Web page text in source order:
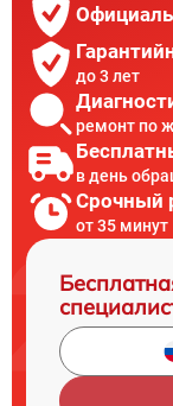
до 3 лет
ремонт по
в день
Срочный
от 35 минут